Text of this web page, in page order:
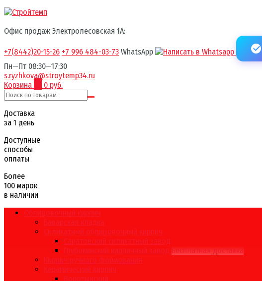
Офис продаж Электролесовская 1А:
+7(8442)20-15-26 +7 996 484-03-73 WhatsApp
Пн—Пт 08:30—17:30
s.ryzhkova@stroytemp34.ru
Корзина
0 руб.
Доставка
за 1 день
Доступные
способы
оплаты
Более
100 марок
в наличии
Облицовочный кирпич
Баварская кладка
Силикатный облицовочный кирпич
Саратовский силикатный завод
Глубокинский кирпичный завод Бесплатная доставка
Кирпич ручного формования
Керамический кирпич
Воротынский